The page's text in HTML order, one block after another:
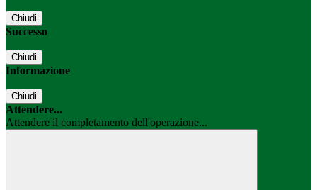
Chiudi
Successo
Chiudi
Informazione
Chiudi
Attendere...
Attendere il completamento dell'operazione...